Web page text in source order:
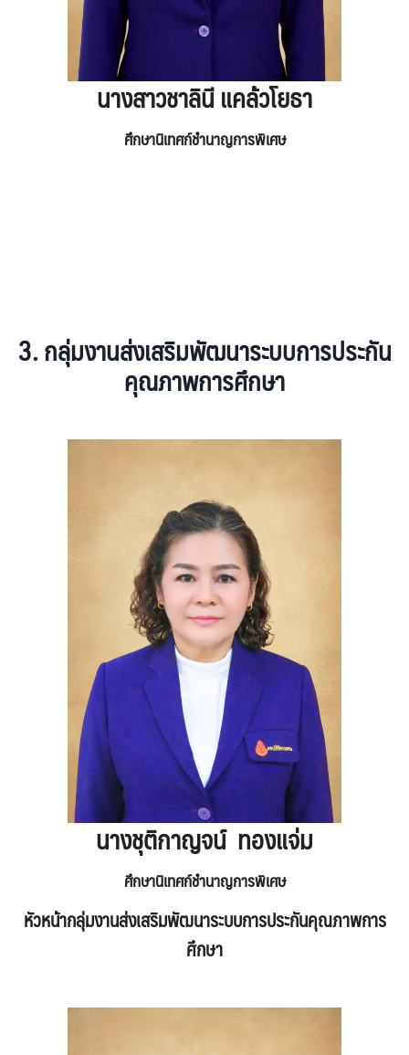
นางสาวชาลินี แคล้วโยธา
ศึกษานิเทศก์ชำนาญการพิเศษ
3.กลุ่มงานส่งเสริมพัฒนาระบบการประกัน
คุณภาพการศึกษา
นางชุติกาญจน์ ทองแจ่ม
ศึกษานิเทศก์ชำนาญการพิเศษ
หัวหน้ากลุ่มงานส่งเสริมพัฒนาระบบการประกันคุณภาพการ
ศึกษา